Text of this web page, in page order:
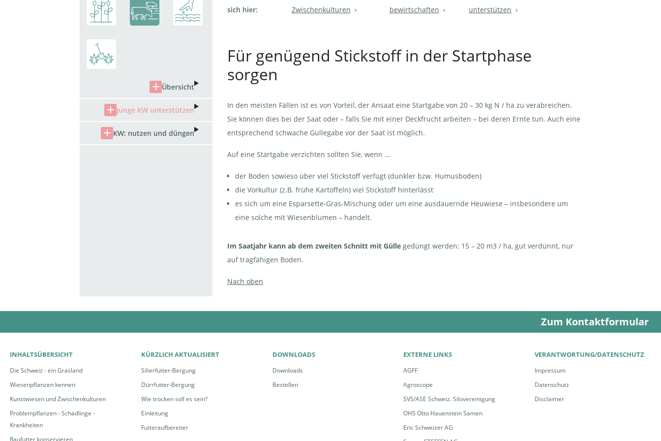
sich hier:
Zwischenkulturen
bewirtschaften
unterstützen
Für genügend Stickstoff in der Startphase
sorgen
In den meisten Fällen ist es von Vorteil, der Ansaat eine Startgabe von 20 – 30 kg N / ha zu verabreichen.
Sie können dies bei der Saat oder – falls Sie mit einer Deckfrucht arbeiten – bei deren Ernte tun. Auch eine
entsprechend schwache Güllegabe vor der Saat ist möglich.
Auf eine Startgabe verzichten sollten Sie, wenn …
der Boden sowieso über viel Stickstoff verfügt (dunkler bzw. Humusboden)
die Vorkultur (z.B. frühe Kartoffeln) viel Stickstoff hinterlässt
es sich um eine Esparsette-Gras-Mischung oder um eine ausdauernde Heuwiese – insbesondere um
eine solche mit Wiesenblumen – handelt.
Im Saatjahr kann ab dem zweiten Schnitt mit Gülle gedüngt werden: 15 – 20 m3 / ha, gut verdünnt, nur
auf tragfähigen Boden.
Nach oben
Zum Kontaktformular
INHALTSÜBERSICHT
Die Schweiz - ein Grasland
Wiesenpflanzen kennen
Kunstwiesen und Zwischenkulturen
Problempflanzen - Schädlinge -
Krankheiten
Raufutter konservieren
KÜRZLICH AKTUALISIERT
Silierfutter-Bergung
Dürrfutter-Bergung
Wie trocken soll es sein?
Einleitung
Futteraufbereiter
DOWNLOADS
Downloads
Bestellen
EXTERNE LINKS
AGFF
Agroscope
SVS/ASE Schweiz. Silovereinigung
OHS Otto Hauenstein Samen
Eric Schweizer AG
VERANTWORTUNG/DATENSCHUTZ
Impressum
Datenschutz
Disclaimer